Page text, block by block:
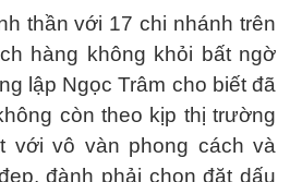
thần với 17 chi nhánh trên
hàng không khỏi bất ngờ
lập Ngọc Trâm cho biết đã
còn theo kịp thị trường
với vô vàn phong cách và
đành phải chọn đặt dấu